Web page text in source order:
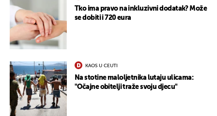
Tko ima pravo na inkluzivni dodatak? Može
se dobiti i 720 eura
KAOS U CEUTI
Na stotine maloljetnika lutaju ulicama:
"Očajne obitelji traže svoju djecu"